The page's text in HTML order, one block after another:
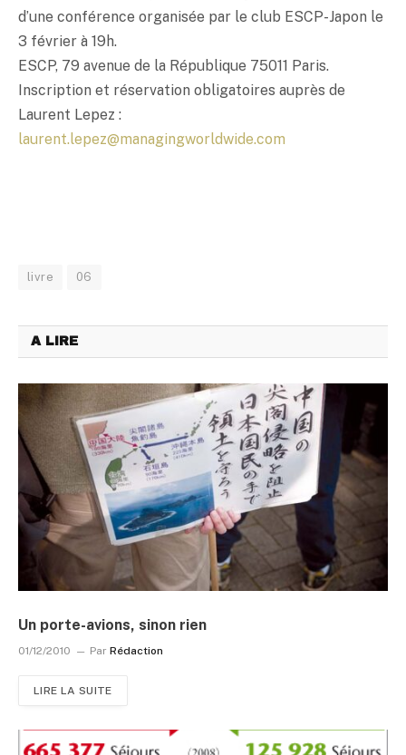
d’une conférence organisée par le club ESCP-Japon le
3 février à 19h.
ESCP, 79 avenue de la République 75011 Paris.
Inscription et réservation obligatoires auprès de
Laurent Lepez :
laurent.lepez@managingworldwide.com
livre 06
A LIRE
Un porte-avions, sinon rien
01/12/2010 Par Rédaction
LIRE LA SUITE